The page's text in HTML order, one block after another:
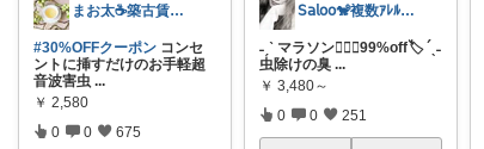
まお太☕築古賃貸住まい元紅茶専門店のひと
#30%OFFクーポン コンセ
ントに挿すだけのお手軽超
音波害虫 ...
￥ 2,580
0 0 675
𝖲𝖺𝗅𝗈𝗈🐒複数ｱﾚﾙｷﾞｰ
˗ˏˋ マラソン🏃🏼‍♀️99%off🏷️ ´ˎ˗
虫除けの臭 ...
￥ 3,480～
0 0 251